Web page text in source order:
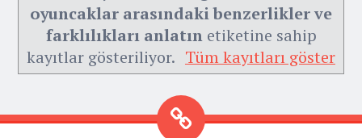
oyuncaklar arasındaki benzerlikler ve
farklılıkları anlatınetiketine sahip
kayıtlar gösteriliyor. Tüm kayıtları göster